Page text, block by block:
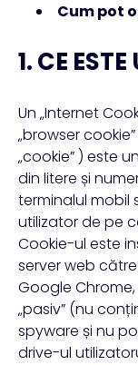
Cum pot
1. CE
Un „Internet
„browser
„cookie” ) este
din litere și
terminalul mobil
utilizator de pe
Cookie-ul este
server web
Google
„pasiv” (nu
spyware și nu
drive-ul